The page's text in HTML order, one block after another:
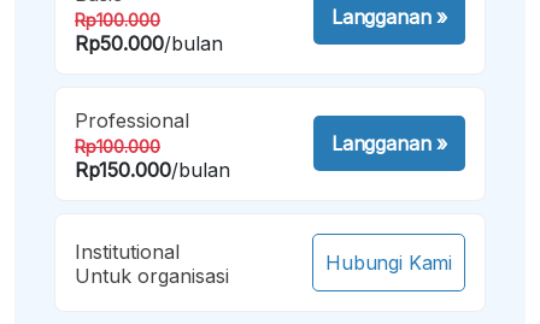
Rp100.000
Rp50.000/bulan
Langganan»
Professional
Rp100.000
Rp150.000/bulan
Langganan»
Institutional
Untuk organisasi
Hubungi Kami